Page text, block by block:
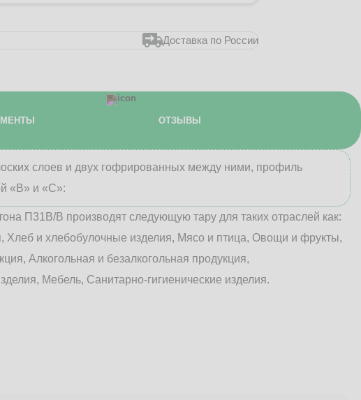
Доставка по России
ОТЗЫВЫ
слоев и двух гофрированных между ними, профиль
«В» и «С»:
П31В/B производят следующую тару для таких отраслей как:
Хлеб и хлебобулочные изделия, Мясо и птица, Овощи и фрукты,
Алкогольная и безалкогольная продукция,
Мебель, Санитарно-гигиенические изделия.